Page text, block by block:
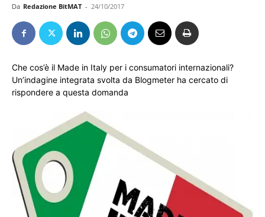
Da Redazione BitMAT - 24/10/2017
Che cos’è il Made in Italy per i consumatori internazionali?
Un’indagine integrata svolta da Blogmeter ha cercato di
rispondere a questa domanda